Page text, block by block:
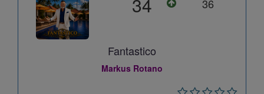
36
Fantastico
Markus Rotano